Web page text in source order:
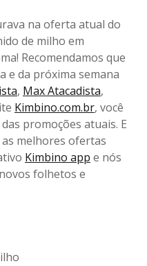
na oferta atual do
de milho em
Recomendamos que
e da próxima semana
, Max Atacadista,
Kimbino.com.br, você
promoções atuais. E
melhores ofertas
Kimbino app e nós
folhetos e